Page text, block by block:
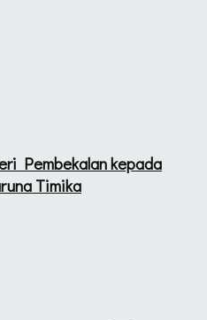
Pembekalan kepada
Timika